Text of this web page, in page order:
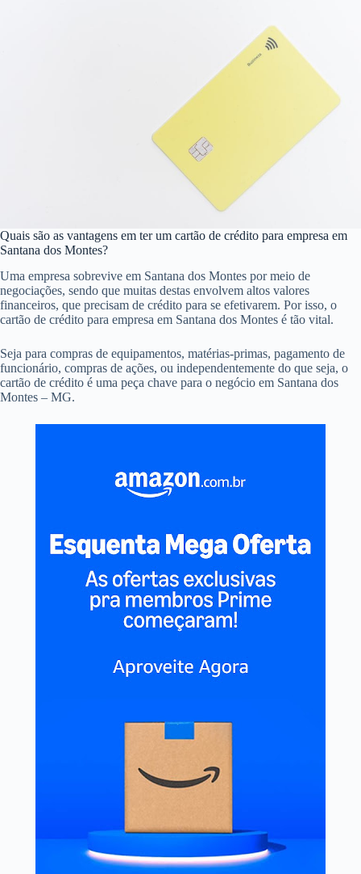
Quais são as vantagens em ter um cartão de crédito para empresa em
Santana dos Montes?
Uma empresa sobrevive em Santana dos Montes por meio de
negociações, sendo que muitas destas envolvem altos valores
financeiros, que precisam de crédito para se efetivarem. Por isso, o
cartão de crédito para empresa em Santana dos Montes é tão vital.
Seja para compras de equipamentos, matérias-primas, pagamento de
funcionário, compras de ações, ou independentemente do que seja, o
cartão de crédito é uma peça chave para o negócio em Santana dos
Montes – MG.